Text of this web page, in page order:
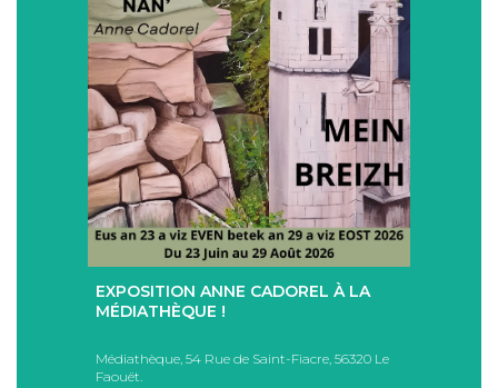
+
EXPOSITION ANNE CADOREL À LA
MÉDIATHÈQUE !
Médiathèque, 54 Rue de Saint-Fiacre, 56320 Le
Faouët.